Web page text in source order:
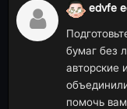
edvfe
бумаг без
авторские
помочь